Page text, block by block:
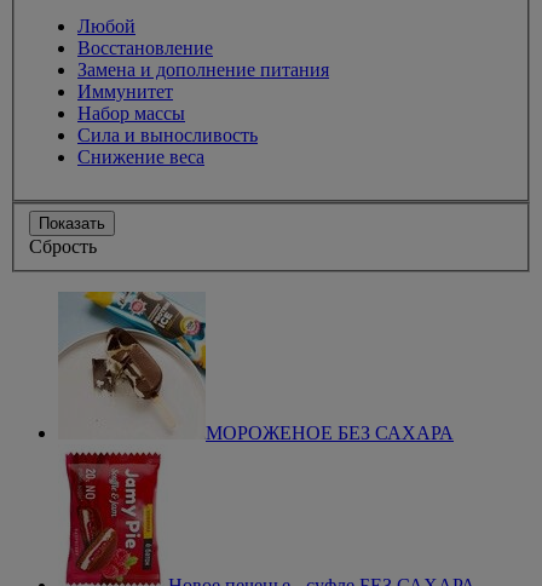
Любой
Восстановление
Замена и дополнение питания
Иммунитет
Набор массы
Сила и выносливость
Снижение веса
Показать
Сбрость
МОРОЖЕНОЕ БЕЗ САХАРА